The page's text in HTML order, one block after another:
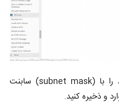
در صفحه موجود IP جدید را با (subnet mask) سابنت